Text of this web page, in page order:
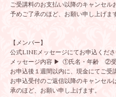
ご受講料のお支払い以降のキャンセル
予めご了承のほど、お願い申し上げま
【メンバー】
公式LINEメッセージにてお申込くださ
メッセージ内容 ▶ ①氏名・年齢 ②受
お申込後１週間以内に、現金にてご受
お申込受付のご返信以降のキャンセ
承のほど、お願い申し上げます。